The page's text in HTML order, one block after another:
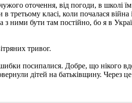
оточення, від погоди, в школі
класі, коли почалася
ними бути там постійно, бо я в
тривог.
посипалися. Добре, що нікого
дітей на батьківщину.